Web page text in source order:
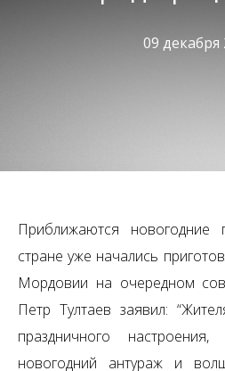
09 декабря
Приближаются
стране уже начались
Мордовии на очередном
Петр Тултаев заявил:
праздничного
новогодний антураж и